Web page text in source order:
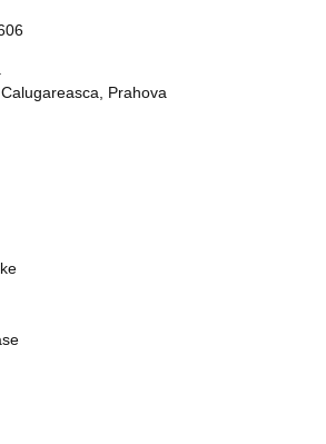
Prahova